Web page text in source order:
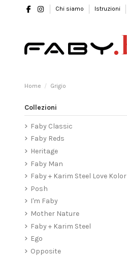
Chi siamo Istruzioni
Home Grigio
Collezioni
Faby Classic
Faby Reds
Heritage
Faby Man
Faby + Karim Steel Love Kolor
Posh
I'm Faby
Mother Nature
Faby + Karim Steel
Ego
Opposite